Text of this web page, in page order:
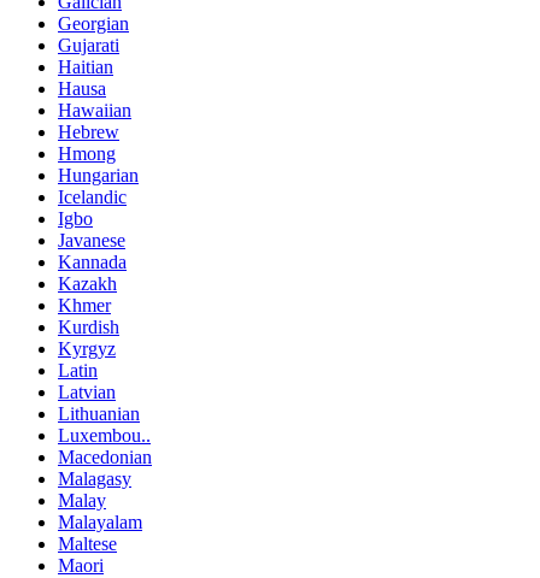
Georgian
Gujarati
Haitian
Hausa
Hawaiian
Hebrew
Hmong
Hungarian
Icelandic
Igbo
Javanese
Kannada
Kazakh
Khmer
Kurdish
Kyrgyz
Latin
Latvian
Lithuanian
Luxembou..
Macedonian
Malagasy
Malay
Malayalam
Maltese
Maori